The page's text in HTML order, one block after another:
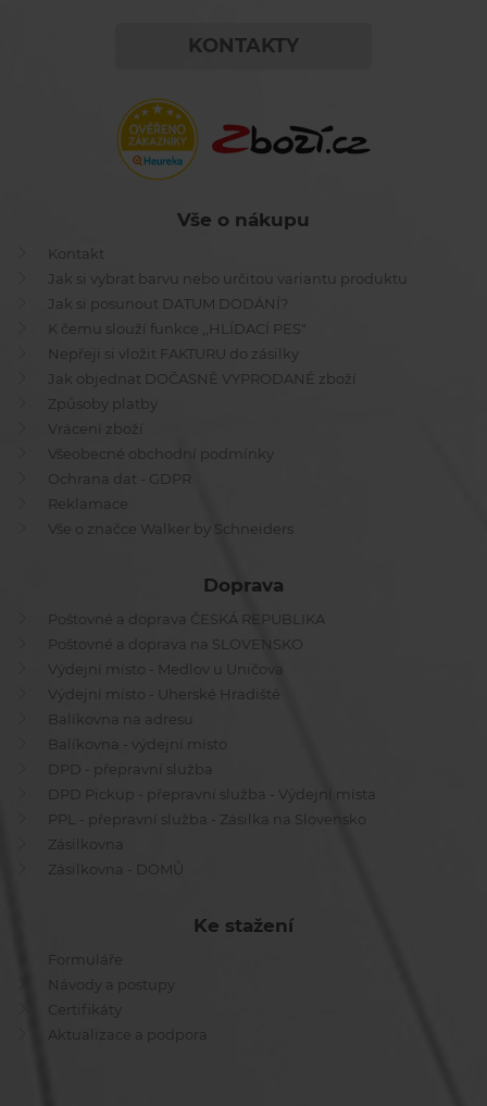
KONTAKTY
Vše o nákupu
Kontakt
Jak si vybrat barvu nebo určitou variantu produktu
Jak si posunout DATUM DODÁNÍ?
K čemu slouží funkce ,,HLÍDACÍ PES"
Nepřeji si vložit FAKTURU do zásilky
Jak objednat DOČASNĚ VYPRODANÉ zboží
Způsoby platby
Vrácení zboží
Všeobecné obchodní podmínky
Ochrana dat - GDPR
Reklamace
Vše o značce Walker by Schneiders
Doprava
Poštovné a doprava ČESKÁ REPUBLIKA
Poštovné a doprava na SLOVENSKO
Výdejní místo - Medlov u Uničova
Výdejní místo - Uherské Hradiště
Balíkovna na adresu
Balíkovna - výdejní místo
DPD - přepravní služba
DPD Pickup - přepravní služba - Výdejní místa
PPL - přepravní služba - Zásilka na Slovensko
Zásilkovna
Zásilkovna - DOMŮ
Ke stažení
Formuláře
Návody a postupy
Certifikáty
Aktualizace a podpora